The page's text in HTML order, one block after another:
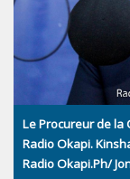
Le Procureur de la
Radio Okapi.
Radio Okapi.Ph/